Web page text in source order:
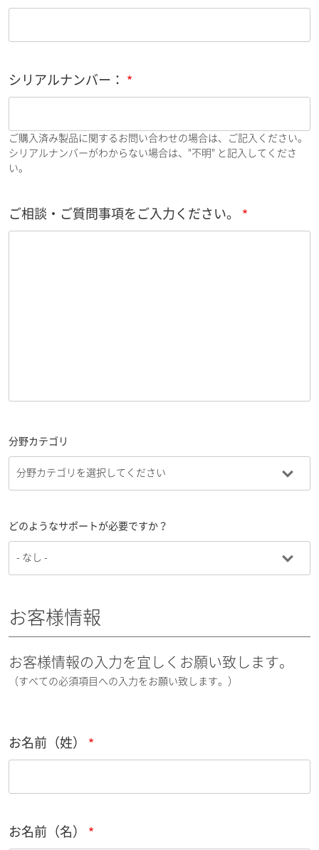
シリアルナンバー：
ご購入済み製品に関するお問い合わせの場合は、ご記入ください。
シリアルナンバーがわからない場合は、"不明" と記入してくださ
い。
ご相談・ご質問事項をご入力ください。
分野カテゴリ
どのようなサポートが必要ですか？
お客様情報
お客様情報の入力を宜しくお願い致します。
（すべての必須項目への入力をお願い致します。）
お名前（姓）
お名前（名）